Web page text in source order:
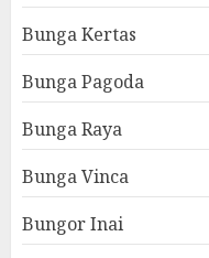
Bunga Kertas
Bunga Pagoda
Bunga Raya
Bunga Vinca
Bungor Inai